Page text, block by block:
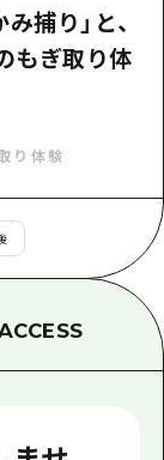
Fi
者向け情報一
捕り」と、
もぎ取り体
り体験